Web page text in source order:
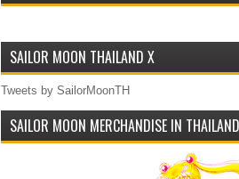
SAILOR MOON THAILAND X
Tweets by SailorMoonTH
SAILOR MOON MERCHANDISE IN THAILAND